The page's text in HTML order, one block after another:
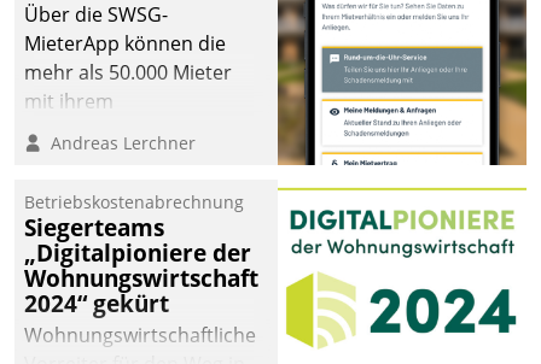
Über die SWSG-
MieterApp können die
mehr als 50.000 Mieter
mit ihrem
Wohnungsunternehmen
kommunizieren, auf dem
einsehen und ändern
oder
Schadensmeldungen
abgeben – rund um die
Uhr.
Andreas Lerchner
Betriebskostenabrechnung
Siegerteams
„Digitalpioniere der
Wohnungswirtschaft
2024“ gekürt
Wohnungswirtschaftliche